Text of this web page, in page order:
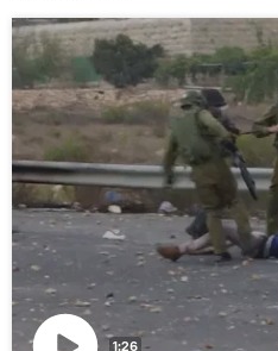
1:26